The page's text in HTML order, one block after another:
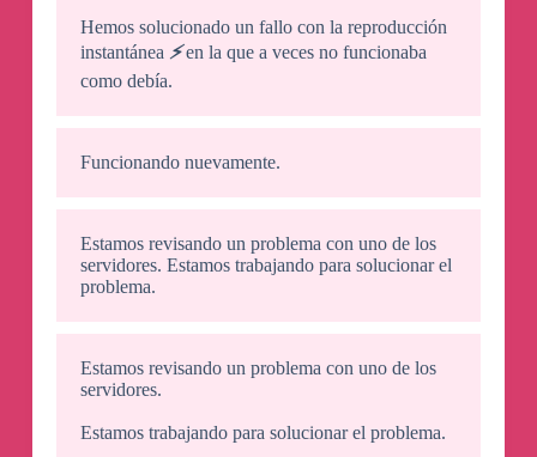
Hemos solucionado un fallo con la reproducción
instantánea ⚡️en la que a veces no funcionaba
como debía.
Funcionando nuevamente.
Estamos revisando un problema con uno de los
servidores. Estamos trabajando para solucionar el
problema.
Estamos revisando un problema con uno de los
servidores.
Estamos trabajando para solucionar el problema.